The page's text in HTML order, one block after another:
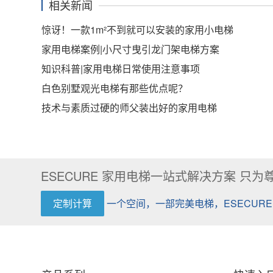
相关新闻
惊讶！一款1m²不到就可以安装的家用小电梯
家用电梯案例|小尺寸曳引龙门架电梯方案
知识科普|家用电梯日常使用注意事项
白色别墅观光电梯有那些优点呢？
技术与素质过硬的师父装出好的家用电梯
ESECURE 家用电梯一站式解决方案 只为
定制计算 一个空间，一部完美电梯，